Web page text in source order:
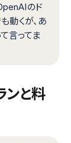
のド
動くが、あ
言ってま
と料